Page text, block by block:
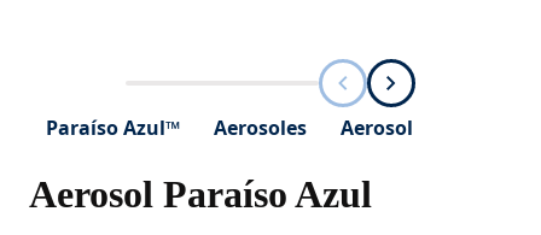
Paraíso Azul™ Aerosoles Aerosol
Aerosol Paraíso Azul